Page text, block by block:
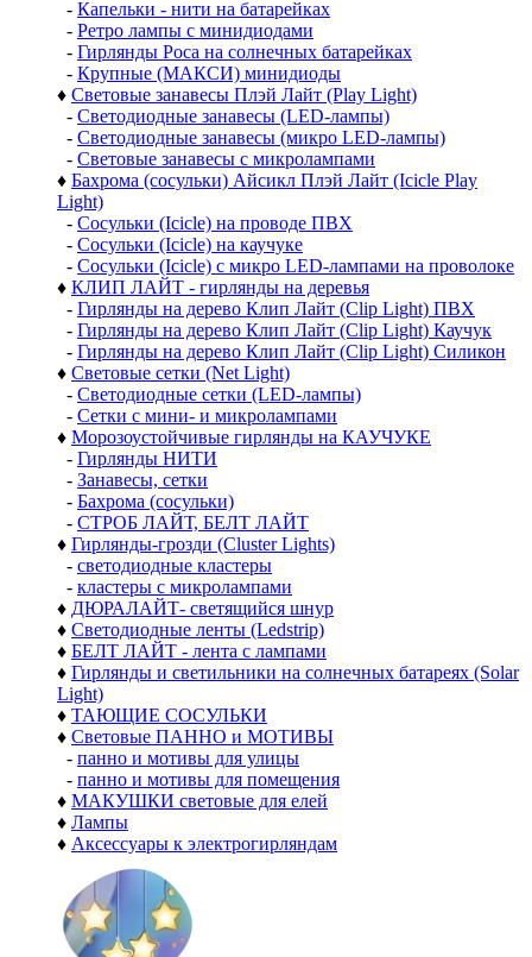
- Капельки - нити на батарейках
- Ретро лампы с минидиодами
- Гирлянды Роса на солнечных батарейках
- Крупные (МАКСИ) минидиоды
♦ Световые занавесы Плэй Лайт (Play Light)
- Светодиодные занавесы (LED-лампы)
- Светодиодные занавесы (микро LED-лампы)
- Световые занавесы с микролампами
♦ Бахрома (сосульки) Айсикл Плэй Лайт (Icicle Play
Light)
- Сосульки (Icicle) на проводе ПВХ
- Сосульки (Icicle) на каучуке
- Сосульки (Icicle) с микро LED-лампами на проволоке
♦ КЛИП ЛАЙТ - гирлянды на деревья
- Гирлянды на дерево Клип Лайт (Clip Light) ПВХ
- Гирлянды на дерево Клип Лайт (Clip Light) Каучук
- Гирлянды на дерево Клип Лайт (Clip Light) Силикон
♦ Световые сетки (Net Light)
- Светодиодные сетки (LED-лампы)
- Сетки с мини- и микролампами
♦ Морозоустойчивые гирлянды на КАУЧУКЕ
- Гирлянды НИТИ
- Занавесы, сетки
- Бахрома (сосульки)
- СТРОБ ЛАЙТ, БЕЛТ ЛАЙТ
♦ Гирлянды-грозди (Cluster Lights)
- светодиодные кластеры
- кластеры с микролампами
♦ ДЮРАЛАЙТ- светящийся шнур
♦ Светодиодные ленты (Ledstrip)
♦ БЕЛТ ЛАЙТ - лента с лампами
♦ Гирлянды и светильники на солнечных батареях (Solar
Light)
♦ ТАЮЩИЕ СОСУЛЬКИ
♦ Световые ПАННО и МОТИВЫ
- панно и мотивы для улицы
- панно и мотивы для помещения
♦ МАКУШКИ световые для елей
♦ Лампы
♦ Аксессуары к электрогирляндам